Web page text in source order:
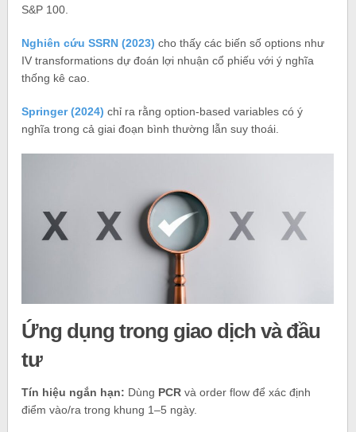
S&P 100.
Nghiên cứu SSRN (2023) cho thấy các biến số options như
IV transformations dự đoán lợi nhuận cổ phiếu với ý nghĩa
thống kê cao.
Springer (2024)chỉ ra rằng option‑based variables có ý
nghĩa trong cả giai đoạn bình thường lẫn suy thoái.
Ứng dụng trong giao dịch và đầu
tư
Tín hiệu ngắn hạn: Dùng PCRvà order flow để xác định
điểm vào/ra trong khung 1–5 ngày.